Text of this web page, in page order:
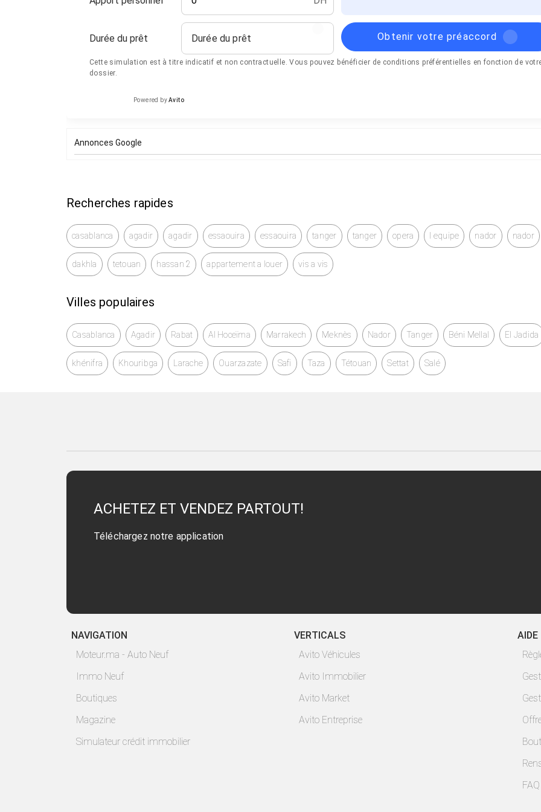
Durée du prêt Durée du prêt Obtenir votre préaccord
Cette simulation est à titre indicatif et non contractuelle. Vous pouvez bénéficier de conditions préférentielles en fonction de
dossier.
Powered byAvito
Annonces Google
Recherches rapides
casablanca agadir agadir essaouira essaouira tanger tanger opera l equipe nador nador
dakhla tetouan hassan 2 appartement a louer vis a vis
Villes populaires
Casablanca Agadir Rabat Al Hoceïma Marrakech Meknès Nador Tanger Béni Mellal El Jadida
khénifra Khouribga Larache Ouarzazate Safi Taza Tétouan Settat Salé
ACHETEZ ET VENDEZ PARTOUT!
Téléchargez notre application
NAVIGATION
Moteur.ma - Auto Neuf
Immo Neuf
Boutiques
Magazine
Simulateur crédit immobilier
VERTICALS
Avito Véhicules
Avito Immobilier
Avito Market
Avito Entreprise
AIDE
FAQ